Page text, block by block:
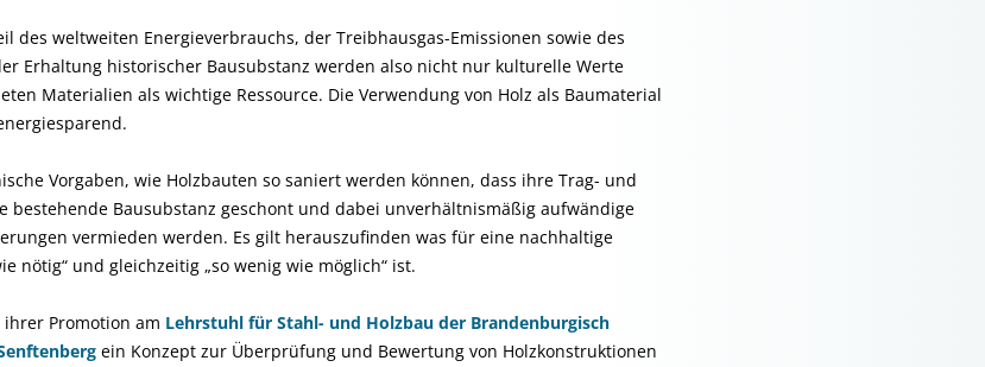
des weltweiten Energieverbrauchs, der Treibhausgas-Emissionen sowie des
Erhaltung historischer Bausubstanz werden also nicht nur kulturelle Werte
Materialien als wichtige Ressource. Die Verwendung von Holz als Baumaterial
Vorgaben, wie Holzbauten so saniert werden können, dass ihre Trag- und
bestehende Bausubstanz geschont und dabei unverhältnismäßig aufwändige
vermieden werden. Es gilt herauszufinden was für eine nachhaltige
nötig“ und gleichzeitig „so wenig wie möglich“ ist.
Promotion am Lehrstuhl für Stahl- und Holzbau der Brandenburgisch
ein Konzept zur Überprüfung und Bewertung von Holzkonstruktionen